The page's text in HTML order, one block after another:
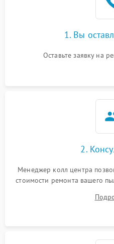
1. Вы
Оставьте заявку на
2.
Менеджер колл центра
стоимости ремонта вашего